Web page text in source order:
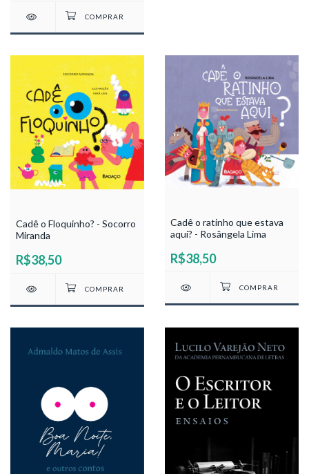
Cadê o Floquinho? - Socorro
Miranda
R$38,50
Cadê o ratinho que estava
aqui? - Rosângela Lima
R$38,50